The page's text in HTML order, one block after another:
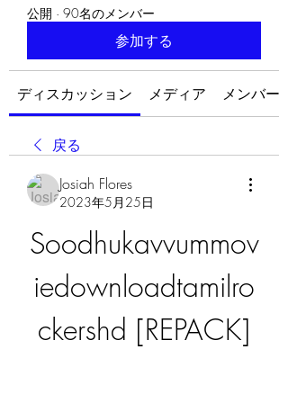
公開 · 90名のメンバー
参加する
ディスカッション メディア メンバー
戻る
Josiah Flores
2023年5月25日
Soodhukavvummov
iedownloadtamilro
ckershd [REPACK]